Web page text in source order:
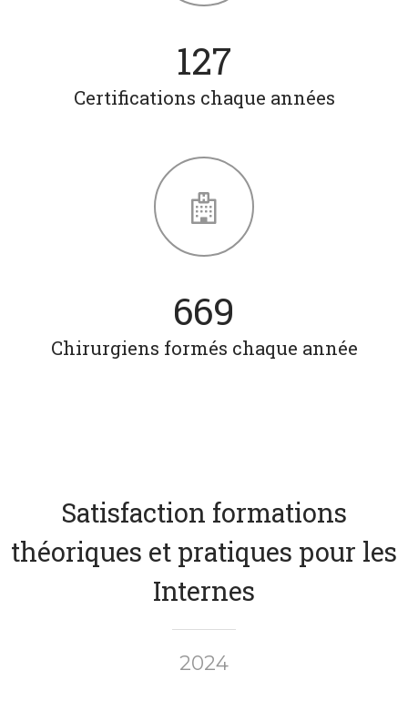
167
Certifications chaque années
881
Chirurgiens formés chaque année
Satisfaction formations
théoriques et pratiques pour les
Internes
2024